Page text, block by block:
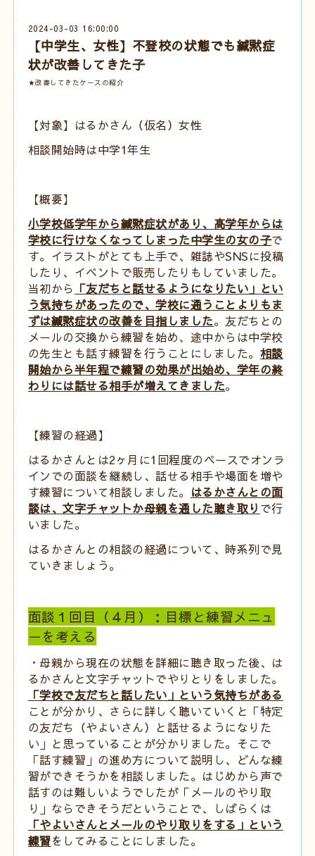
2024-03-03 16:00:00
【中学生、女性】不登校の状態でも緘黙症
状が改善してきた子
★改善してきたケースの紹介
【対象】はるかさん（仮名）女性
相談開始時は中学1年生
【概要】
小学校低学年から緘黙症状があり、高学年からは
学校に行けなくなってしまった中学生の女の子で
す。イラストがとても上手で、雑誌やSNSに投稿
したり、イベントで販売したりもしていました。
当初から 「友だちと話せるようになりたい」とい
う気持ちがあったので、学校に通うことよりもま
ずは緘黙症状の改善を目指しました。友だちとの
メールの交換から練習を始め、途中からは中学校
の先生とも話す練習を行うことにしました。 相談
開始から半年程で練習の効果が出始め、学年の終
わりには話せる相手が増えてきました。
【練習の経過】
はるかさんとは2ヶ月に1 回程度のペースでオンラ
インでの面談を継続し、話せる相手や場面を増や
す練習について相談しました。 はるかさんとの面
談は、文字チャットか母親を通した聴き取り で行
いました。
はるかさんとの相談の経過について、時系列で見
ていきましょう。
面談１回目（４月）：目標と練習メニュ
ーを考える
・母親から現在の状態を詳細に聴き取った後、は
るかさんと文字チャットでやりとりをしました。
「学校で友だちと話したい」という気持ちがある
ことが分かり、さらに詳しく聴いていくと「特定
の友だち（やよいさん）と話せるようになりた
い」と思っていることが分かりました。そこで
「話す練習」の進め方について説明し、どんな練
習ができそうかを相談しました。はじめから声で
話すのは難しいようでしたが「メールのやり取
り」ならできそうだということで、しばらくは
「やよいさんとメールのやり取りをする」という
練習をしてみることにしました。